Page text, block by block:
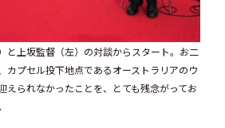
上坂監督（左）の対談からスタート。お二
カプセル投下地点であるオーストラリアのウ
えられなかったことを、とても残念がってお